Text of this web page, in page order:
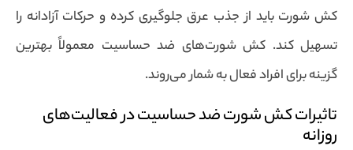
کش شورت باید از جذب عرق جلوگیری کرده و حرکات آزادانه را
تسهیل کند. کش شورت‌های ضد حساسیت معمولاً بهترین
گزینه برای افراد فعال به شمار می‌روند.
تاثیرات کش شورت ضد حساسیت در فعالیت‌های
روزانه